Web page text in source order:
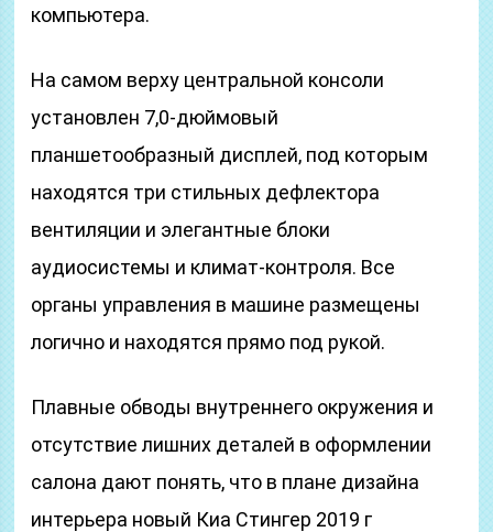
компьютера.
На самом верху центральной консоли
установлен 7,0-дюймовый
планшетообразный дисплей, под которым
находятся три стильных дефлектора
вентиляции и элегантные блоки
аудиосистемы и климат-контроля. Все
органы управления в машине размещены
логично и находятся прямо под рукой.
Плавные обводы внутреннего окружения и
отсутствие лишних деталей в оформлении
салона дают понять, что в плане дизайна
интерьера новый Киа Стингер 2019 г